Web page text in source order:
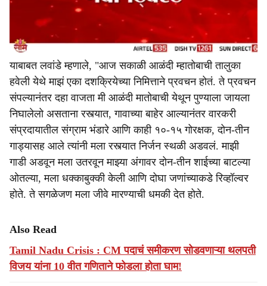
याबाबत लवांडे म्हणाले, "आज सकाळी आळंदी म्हातोबाची तालुका
हवेली येथे माझं एका दशक्रियेच्या निमित्ताने प्रवचन होतं. ते प्रवचन
संपल्यानंतर दहा वाजता मी आळंदी मातोबाची येथून पुण्याला जायला
निघालेलो असताना रस्त्यात, गावाच्या बाहेर आल्यानंतर वारकरी
संप्रदायातील संग्राम भंडारे आणि काही १०-१५ गोरक्षक, दोन-तीन
गाड्यासह आले त्यांनी मला रस्त्यात निर्जन स्थळी अडवलं. माझी
गाडी अडवून मला उतरवून माझ्या अंगावर दोन-तीन शाईच्या बाटल्या
ओतल्या, मला धक्काबुक्की केली आणि दोघा जणांच्याकडे रिव्हॉल्वर
होते. ते सगळेजण मला जीवे मारण्याची धमकी देत होते.
Also Read
Tamil Nadu Crisis : CM पदाचं समीकरण सोडवणाऱ्या थलपती
विजय यांना 10 वीत गणिताने फोडला होता घाम!